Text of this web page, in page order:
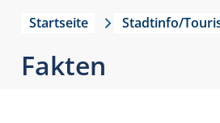
Startseite Stadtinfo/
Fakten